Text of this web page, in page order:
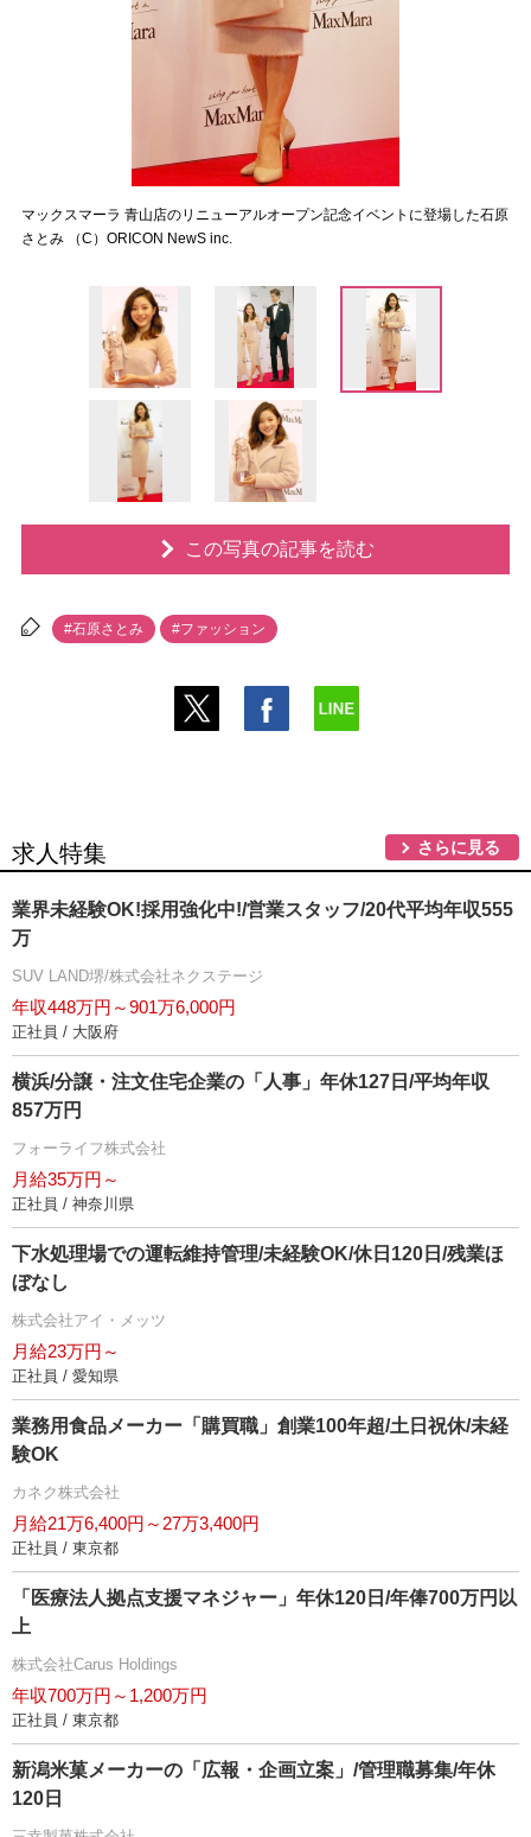
マックスマーラ 青山店のリニューアルオープン記念イベントに登場した石原
さとみ （C）ORICON NewS inc.
この写真の記事を読む
#石原さとみ #ファッション
求人特集 さらに見る
業界未経験OK!採用強化中!/営業スタッフ/20代平均年収555
万
SUV LAND堺/株式会社ネクステージ
年収448万円～901万6,000円
正社員 / 大阪府
横浜/分譲・注文住宅企業の「人事」年休127日/平均年収
857万円
フォーライフ株式会社
月給35万円～
正社員 / 神奈川県
下水処理場での運転維持管理/未経験OK/休日120日/残業ほ
ぼなし
株式会社アイ・メッツ
月給23万円～
正社員 / 愛知県
業務用食品メーカー「購買職」創業100年超/土日祝休/未経
験OK
カネク株式会社
月給21万6,400円～27万3,400円
正社員 / 東京都
「医療法人拠点支援マネジャー」年休120日/年俸700万円以
上
株式会社Carus Holdings
年収700万円～1,200万円
正社員 / 東京都
新潟米菓メーカーの「広報・企画立案」/管理職募集/年休
120日